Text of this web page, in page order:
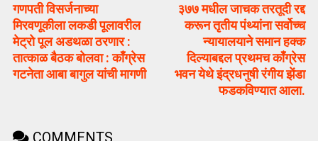
गणपती विसर्जनाच्या
मिरवणूकीला लकडी पूलावरील
मेट्रो पूल अडथळा ठरणार :
तात्काळ बैठक बोलवा : काँग्रेस
गटनेता आबा बागुल यांची मागणी
३७७ मधील जाचक तरतूदी रद्द
करून तृतीय पंथ्यांना सर्वोच्च
न्यायालयाने समान हक्क
दिल्याबद्दल प्रथमच काँग्रेस
भवन येथे इंद्रधनुषी रंगीय झेंडा
फडकविण्यात आला.
COMMENTS